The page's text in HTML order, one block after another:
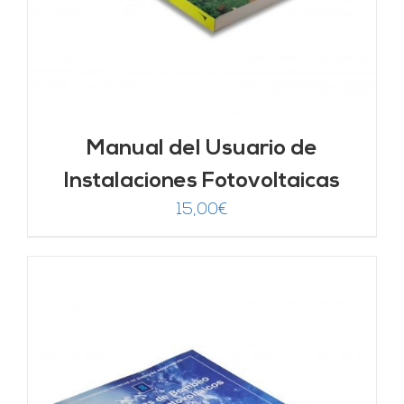
Manual del Usuario de
Instalaciones Fotovoltaicas
15,00€